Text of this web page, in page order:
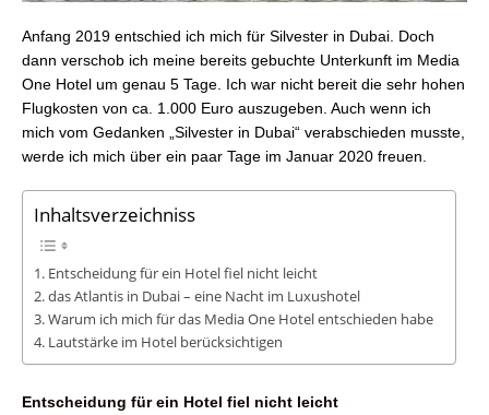
Anfang 2019 entschied ich mich für Silvester in Dubai. Doch
dann verschob ich meine bereits gebuchte Unterkunft im Media
One Hotel um genau 5 Tage. Ich war nicht bereit die sehr hohen
Flugkosten von ca. 1.000 Euro auszugeben. Auch wenn ich
mich vom Gedanken „Silvester in Dubai“ verabschieden musste,
werde ich mich über ein paar Tage im Januar 2020 freuen.
Inhaltsverzeichniss
Entscheidung für ein Hotel fiel nicht leicht
das Atlantis in Dubai – eine Nacht im Luxushotel
Warum ich mich für das Media One Hotel entschieden habe
Lautstärke im Hotel berücksichtigen
Entscheidung für ein Hotel fiel nicht leicht